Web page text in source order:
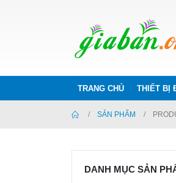
TRANG CHỦ THIẾT BỊ
SẢN PHẨM
DANH MỤC SẢN